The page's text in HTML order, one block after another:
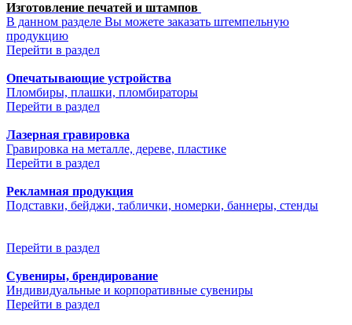
Изготовление печатей и штампов
В данном разделе Вы можете заказать штемпельную
продукцию
Перейти в раздел
Опечатывающие устройства
Пломбиры, плашки, пломбираторы
Перейти в раздел
Лазерная гравировка
Гравировка на металле, дереве, пластике
Перейти в раздел
Рекламная продукция
Подставки, бейджи, таблички, номерки, баннеры, стенды
Перейти в раздел
Сувениры, брендирование
Индивидуальные и корпоративные сувениры
Перейти в раздел